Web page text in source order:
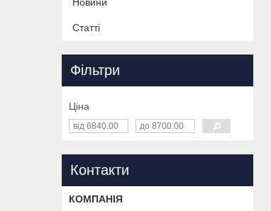
Статті
Фільтри
Ціна
Контакти